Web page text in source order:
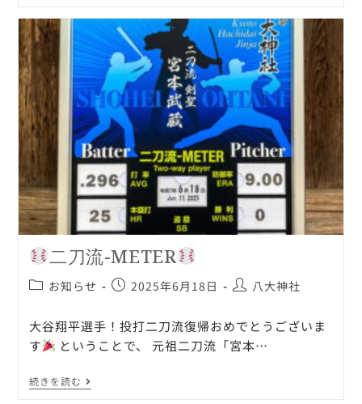
二刀流-METER
お知らせ 2025年6月18日 八大神社
大谷翔平選手！投打二刀流復帰おめでとうございま
す
ということで、 元祖二刀流「宮本…
続きを読む